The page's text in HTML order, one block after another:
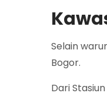
Selain
Bogor.
Dari